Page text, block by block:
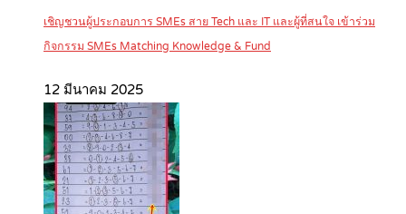
เชิญชวนผู้ประกอบการ SMEs สาย Tech และ IT และผู้ที่สนใจ เข้าร่วม
กิจกรรม SMEs Matching Knowledge & Fund
12 มีนาคม 2025